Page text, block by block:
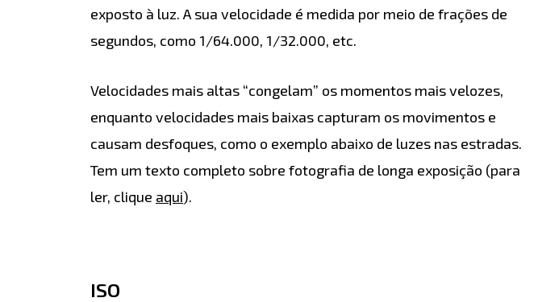
exposto à luz. A sua velocidade é medida por meio de frações de
segundos, como 1/64.000, 1/32.000, etc.
Velocidades mais altas “congelam” os momentos mais velozes,
enquanto velocidades mais baixas capturam os movimentos e
causam desfoques, como o exemplo abaixo de luzes nas estradas.
Tem um texto completo sobre fotografia de longa exposição (para
ler, clique aqui).
ISO